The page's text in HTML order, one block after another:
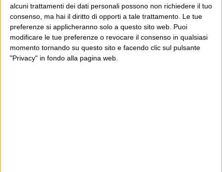
alcuni trattamenti dei dati personali possono non richiedere il tuo
consenso, ma hai il diritto di opporti a tale trattamento. Le tue
preferenze si applicheranno solo a questo sito web. Puoi
modificare le tue preferenze o revocare il consenso in qualsiasi
momento tornando su questo sito e facendo clic sul pulsante
"Privacy" in fondo alla pagina web.